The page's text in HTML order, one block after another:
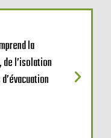
la
l’isolation